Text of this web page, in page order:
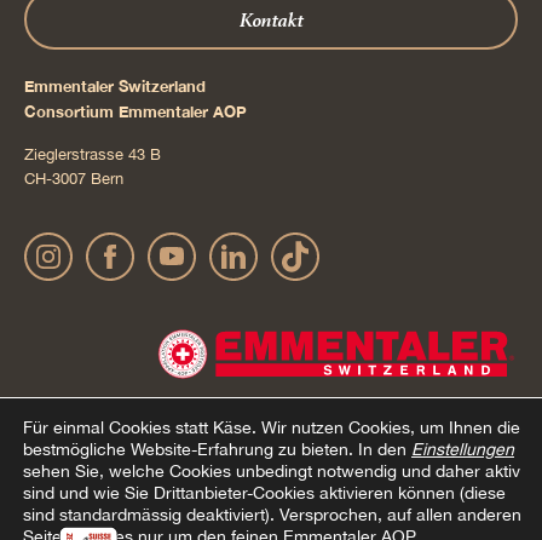
Kontakt
Emmentaler Switzerland
Consortium Emmentaler AOP
Zieglerstrasse 43 B
CH-3007 Bern
© 2022 Emmentaler AOP |Impressum |Datenschutz|AGB Onlineshop |Cookie –
Erklärung
Für einmal Cookies statt Käse. Wir nutzen Cookies, um Ihnen die
bestmögliche Website-Erfahrung zu bieten. In den Einstellungen
sehen Sie, welche Cookies unbedingt notwendig und daher aktiv
sind und wie Sie Drittanbieter-Cookies aktivieren können (diese
sind standardmässig deaktiviert). Versprochen, auf allen anderen